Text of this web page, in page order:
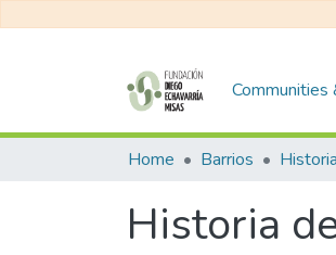
Communities
Home Barrios
Historia